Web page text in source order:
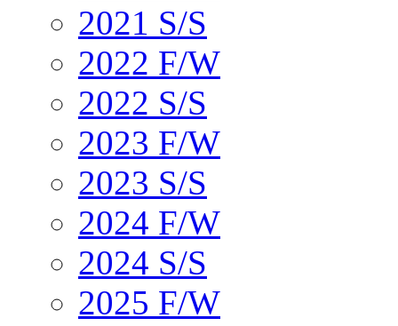
2021 S/S
2022 F/W
2022 S/S
2023 F/W
2023 S/S
2024 F/W
2024 S/S
2025 F/W